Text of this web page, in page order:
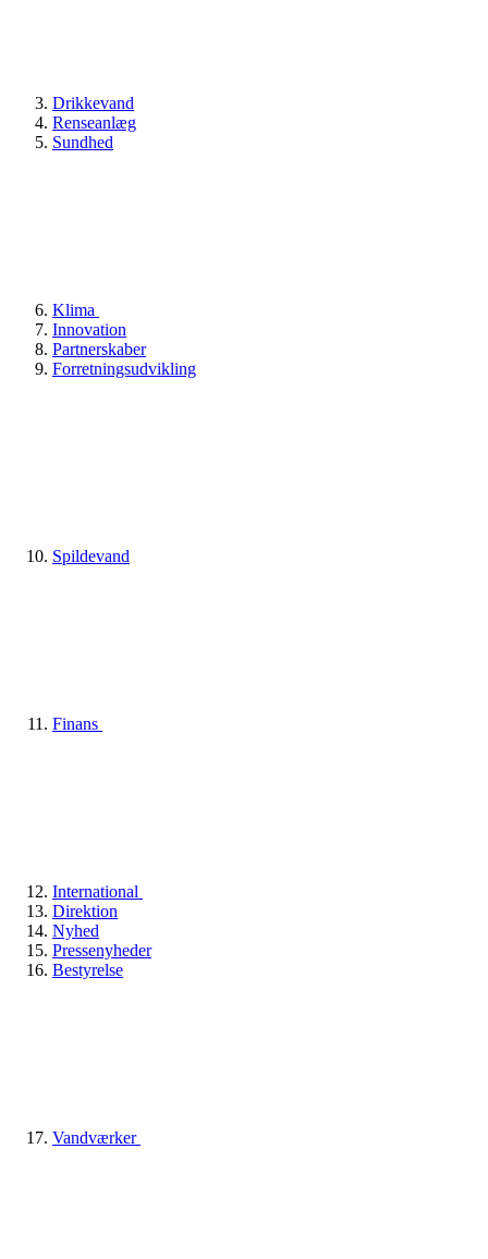
Drikkevand
Renseanlæg
Sundhed
Klima
Innovation
Partnerskaber
Forretningsudvikling
Spildevand
Finans
International
Direktion
Nyhed
Pressenyheder
Bestyrelse
Vandværker